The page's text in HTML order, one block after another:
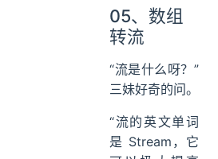
05、数组
转流
“流是什么呀？”
三妹好奇的问。
“流的英文单词
是 Stream，它